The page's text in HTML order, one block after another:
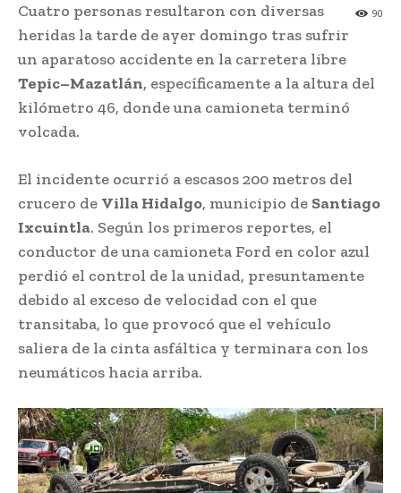
90
Cuatro personas resultaron con diversas
heridas la tarde de ayer domingo tras sufrir
un aparatoso accidente en la carretera libre
Tepic–Mazatlán, específicamente a la altura del
kilómetro 46, donde una camioneta terminó
volcada.
El incidente ocurrió a escasos 200 metros del
crucero de Villa Hidalgo, municipio de Santiago
Ixcuintla. Según los primeros reportes, el
conductor de una camioneta Ford en color azul
perdió el control de la unidad, presuntamente
debido al exceso de velocidad con el que
transitaba, lo que provocó que el vehículo
saliera de la cinta asfáltica y terminara con los
neumáticos hacia arriba.